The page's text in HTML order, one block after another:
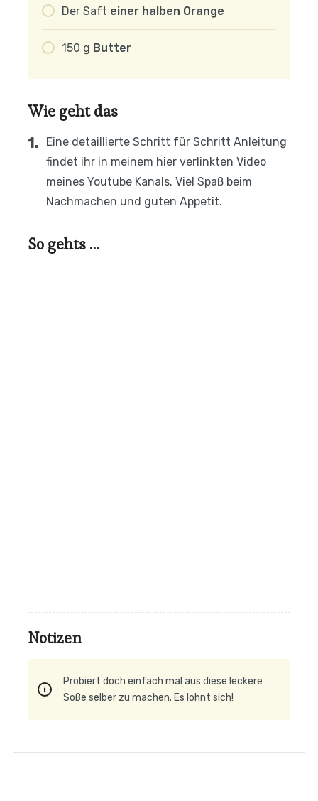
Der Saft einer halben Orange
150 g Butter
Wie geht das
Eine detaillierte Schritt für Schritt Anleitung
findet ihr in meinem hier verlinkten Video
meines Youtube Kanals. Viel Spaß beim
Nachmachen und guten Appetit.
So gehts …
Notizen
Probiert doch einfach mal aus diese leckere
Soße selber zu machen. Es lohnt sich!